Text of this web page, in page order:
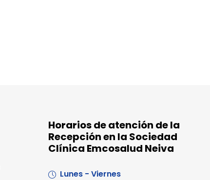
Horarios de atención de la
Recepción en la Sociedad
Clínica Emcosalud Neiva
Lunes - Viernes